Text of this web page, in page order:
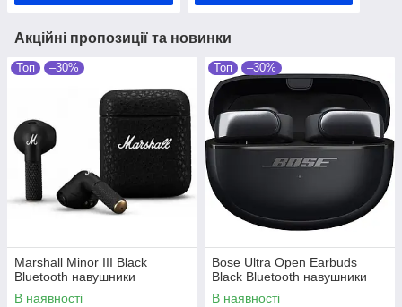
Акційні пропозиції та новинки
Топ –30%
Marshall Minor III Black
Bluetooth навушники
В наявності
Топ –30%
Bose Ultra Open Earbuds
Black Bluetooth навушники
В наявності